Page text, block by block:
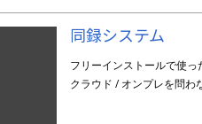
同録システム
フリーインストールで使
クラウド / オンプレを問わ